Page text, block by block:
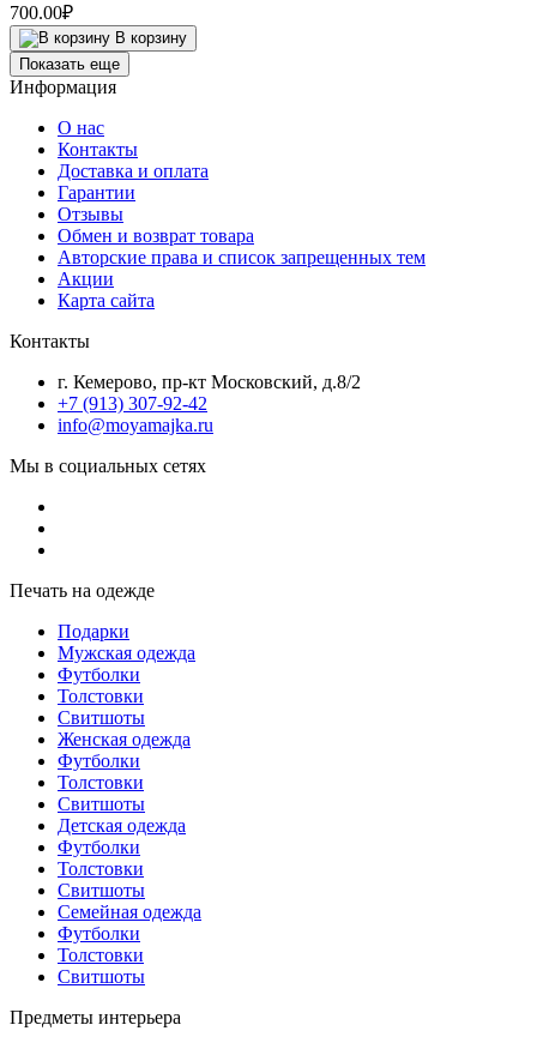
700.00₽
В корзину
Показать еще
Информация
О нас
Контакты
Доставка и оплата
Гарантии
Отзывы
Обмен и возврат товара
Авторские права и список запрещенных тем
Акции
Карта сайта
Контакты
г. Кемерово, пр-кт Московский, д.8/2
+7 (913) 307-92-42
info@moyamajka.ru
Мы в социальных сетях
Печать на одежде
Подарки
Мужская одежда
Футболки
Толстовки
Свитшоты
Женская одежда
Футболки
Толстовки
Свитшоты
Детская одежда
Футболки
Толстовки
Свитшоты
Семейная одежда
Футболки
Толстовки
Свитшоты
Предметы интерьера